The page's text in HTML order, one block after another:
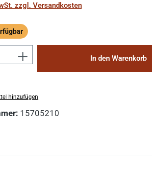
zzgl. Versandkosten
Anzahl: Gib denIn den Warenkorb
hinzufügen
15705210